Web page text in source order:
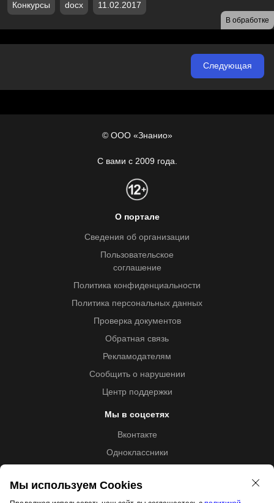
В обработке
Конкурсы docx 11.02.2017
Следующая
© ООО «Знанио»
С вами с 2009 года.
О портале
Сведения об организации
Пользовательское
соглашение
Политика конфиденциальности
Политика персональных данных
Проверка документов
Обратная связь
Рекламодателям
Сообщить о нарушении
Центр поддержки
Мы в соцсетях
Вконтакте
Одноклассники
Мы используем Cookies